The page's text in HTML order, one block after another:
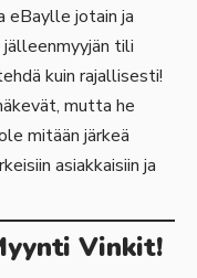
eBaylle jotain ja
tili
kuin rajallisesti!
mutta he
mitään järkeä
asiakkaisiin ja
Vinkit!